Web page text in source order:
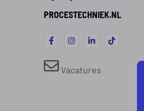
PROCESTECHNIEK.NL
Vacatures